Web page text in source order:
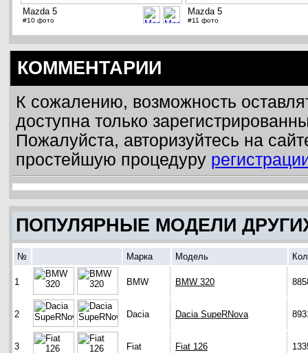
Mazda 5
#10 фото
Mazda 5
#11 фото
КОММЕНТАРИИ
К сожалению, возможность
доступна только
Пожалуйста, авторизуйтесь на
простейшую процедуру
ПОПУЛЯРНЫЕ МОДЕЛИ
№ Марка Модель
1 BMW BMW 320
2 Dacia Dacia SupeRNova
3 Fiat Fiat 126